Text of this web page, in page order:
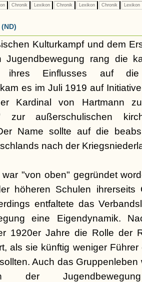
Chronik Lexikon Chronik Lexikon Chronik Lexikon
Kulturkampf und dem
Jugendbewegung rang die
ihres Einflusses auf
es im Juli 1919 auf
Kardinal von Hartmann
zur außerschulischen
Name sollte auf die
nach der
war "von oben" gegründet
höheren Schulen ihrerseits
entfaltete das
eine Eigendynamik.
1920er Jahre die Rolle der
als sie künftig weniger
Auch das
der